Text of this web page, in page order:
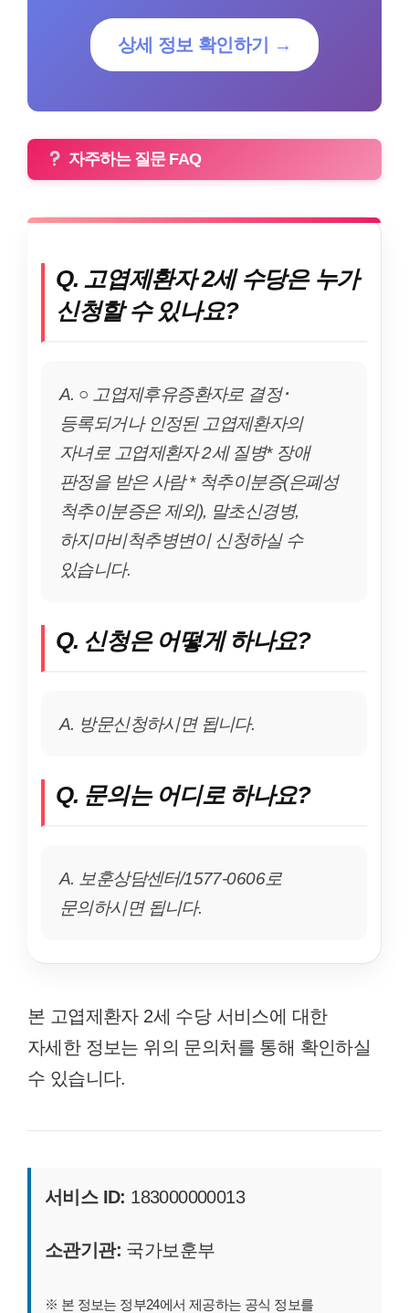
상세 정보 확인하기 →
자주하는 질문 FAQ
Q. 고엽제환자 2세 수당은 누가
신청할 수 있나요?
A. ○ 고엽제후유증환자로 결정･
등록되거나 인정된 고엽제환자의
자녀로 고엽제환자 2세 질병* 장애
판정을 받은 사람 * 척추이분증(은폐성
척추이분증은 제외), 말초신경병,
하지마비척추병변이 신청하실 수
있습니다.
Q. 신청은 어떻게 하나요?
A. 방문신청하시면 됩니다.
Q. 문의는 어디로 하나요?
A. 보훈상담센터/1577-0606로
문의하시면 됩니다.
본 고엽제환자 2세 수당 서비스에 대한
자세한 정보는 위의 문의처를 통해 확인하실
수 있습니다.
서비스 ID: 183000000013
소관기관: 국가보훈부
※ 본 정보는 정부24에서 제공하는 공식 정보를